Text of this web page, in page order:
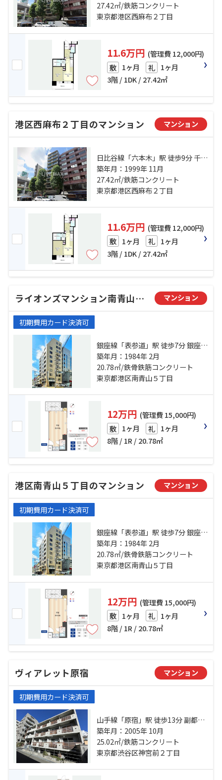
「表参道」駅 徒歩15分
27.42㎡/鉄筋コンクリート
東京都港区西麻布２丁目
11.6万円 (管理費 12,000円)
敷 1ヶ月 礼 1ヶ月
3階 / 1DK / 27.42㎡
港区西麻布２丁目のマンション マンション
日比谷線「六本木」駅 徒歩9分 千代
田線「乃木坂」駅 徒歩9分 銀座線
「表参道」駅 徒歩15分
築年月：1999年 11月
27.42㎡/鉄筋コンクリート
東京都港区西麻布２丁目
11.6万円 (管理費 12,000円)
敷 1ヶ月 礼 1ヶ月
3階 / 1DK / 27.42㎡
ライオンズマンション南青山シドニービル マンション
初期費用カード決済可
銀座線「表参道」駅 徒歩7分 銀座線
「外苑前」駅 徒歩19分 日比谷線
「広尾」駅 徒歩22分
築年月：1984年 2月
20.78㎡/鉄骨鉄筋コンクリート
東京都港区南青山５丁目
12万円 (管理費 15,000円)
敷 1ヶ月 礼 1ヶ月
8階 / 1R / 20.78㎡
港区南青山５丁目のマンション マンション
初期費用カード決済可
銀座線「表参道」駅 徒歩7分 銀座線
「外苑前」駅 徒歩19分 日比谷線
「広尾」駅 徒歩22分
築年月：1984年 2月
20.78㎡/鉄骨鉄筋コンクリート
東京都港区南青山５丁目
12万円 (管理費 15,000円)
敷 1ヶ月 礼 1ヶ月
8階 / 1R / 20.78㎡
ヴィアレット原宿 マンション
初期費用カード決済可
山手線「原宿」駅 徒歩13分 副都心
線「明治神宮前」駅 徒歩9分 千代田
線「表参道」駅 徒歩18分
築年月：2005年 10月
25.02㎡/鉄筋コンクリート
東京都渋谷区神宮前２丁目